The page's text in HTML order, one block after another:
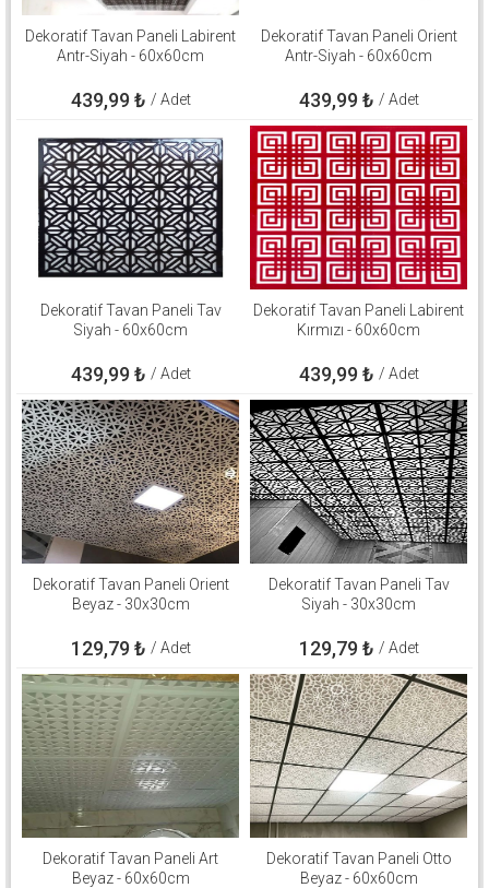
Dekoratif Tavan Paneli Labirent
Antr-Siyah - 60x60cm
439,99₺ / Adet
Dekoratif Tavan Paneli Orient
Antr-Siyah - 60x60cm
439,99₺ / Adet
Dekoratif Tavan Paneli Tav
Siyah - 60x60cm
439,99₺ / Adet
Dekoratif Tavan Paneli Labirent
Kırmızı - 60x60cm
439,99₺ / Adet
Dekoratif Tavan Paneli Orient
Beyaz - 30x30cm
129,79₺ / Adet
Dekoratif Tavan Paneli Tav
Siyah - 30x30cm
129,79₺ / Adet
Dekoratif Tavan Paneli Art
Beyaz - 60x60cm
Dekoratif Tavan Paneli Otto
Beyaz - 60x60cm